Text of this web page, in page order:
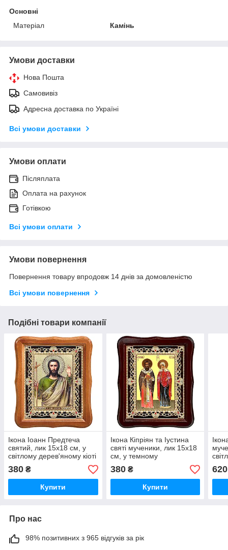
Основні
Матеріал
Камінь
Умови доставки
Нова Пошта
Самовивіз
Адресна доставка по Україні
Всі умови доставки
Умови оплати
Післяплата
Оплата на рахунок
Готівкою
Всі умови оплати
Умови повернення
Повернення товару впродовж 14 днів за домовленістю
Всі умови повернення
Подібні товари компанії
Ікона Іоанн Предтеча
святий, лик 15х18 см, у
світлому дерев'яному кіоті
з камінням, 07984
380 ₴
Купити
Ікона Кіпріян та Іустина
святі мученики, лик 15х18
см, у темному
дерев'яному кіоті з
камінням
380₴
Купити
кіоті.
620
Про нас
98% позитивних з 965 відгуків за рік